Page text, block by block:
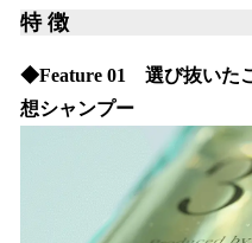
特 徴
◆Feature 01 選び抜いた
想シャンプー